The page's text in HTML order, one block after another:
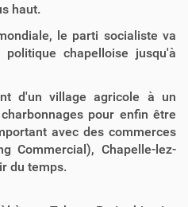
haut.
le parti socialiste va
chapelloise jusqu'à
d'un village agricole à un
pour enfin être
avec des commerces
Commercial), Chapelle-lez-
du temps.